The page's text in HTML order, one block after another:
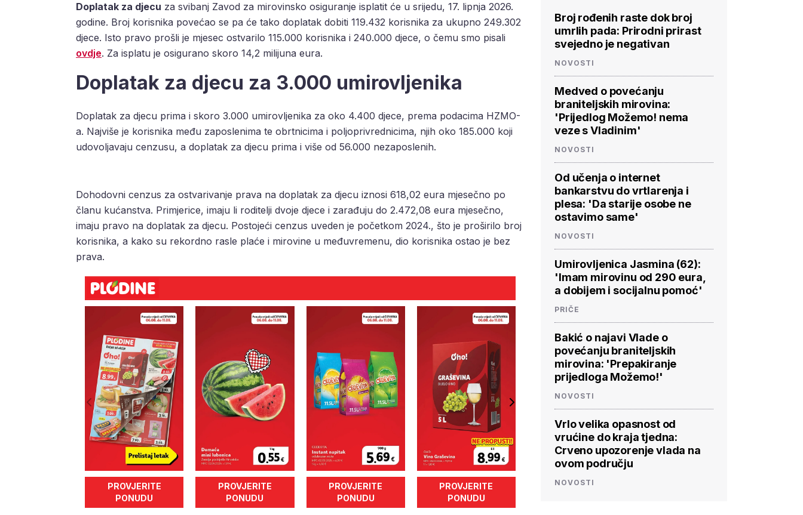
Doplatak za djecu za svibanj Zavod za mirovinsko osiguranje isplatit će u srijedu, 17. lipnja 2026.
godine. Broj korisnika povećao se pa će tako doplatak dobiti 119.432 korisnika za ukupno 249.302
djece. Isto pravo prošli je mjesec ostvarilo 115.000 korisnika i 240.000 djece, o čemu smo pisali
ovdje. Za isplatu je osigurano skoro 14,2 milijuna eura.
Doplatak za djecu za 3.000 umirovljenika
Doplatak za djecu prima i skoro 3.000 umirovljenika za oko 4.400 djece, prema podacima HZMO-
a. Najviše je korisnika među zaposlenima te obrtnicima i poljoprivrednicima, njih oko 185.000 koji
udovoljavaju cenzusu, a doplatak za djecu prima i više od 56.000 nezaposlenih.
Dohodovni cenzus za ostvarivanje prava na doplatak za djecu iznosi 618,02 eura mjesečno po
članu kućanstva. Primjerice, imaju li roditelji dvoje djece i zarađuju do 2.472,08 eura mjesečno,
imaju pravo na doplatak za djecu. Postojeći cenzus uveden je početkom 2024., što je proširilo broj
korisnika, a kako su rekordno rasle plaće i mirovine u međuvremenu, dio korisnika ostao je bez
prava.
PROVJERITE
PONUDU
PROVJERITE
PONUDU
PROVJERITE
PONUDU
PROVJERITE
PONUDU
PROVJERITE
Broj rođenih raste dok broj
umrlih pada: Prirodni prirast
svejedno je negativan
NOVOSTI
Medved o povećanju
braniteljskih mirovina:
'Prijedlog Možemo! nema
veze s Vladinim'
NOVOSTI
Od učenja o internet
bankarstvu do vrtlarenja i
plesa: 'Da starije osobe ne
ostavimo same'
NOVOSTI
Umirovljenica Jasmina (62):
'Imam mirovinu od 290 eura,
a dobijem i socijalnu pomoć'
PRIČE
Bakić o najavi Vlade o
povećanju braniteljskih
mirovina: 'Prepakiranje
prijedloga Možemo!'
NOVOSTI
Vrlo velika opasnost od
vrućine do kraja tjedna:
Crveno upozorenje vlada na
ovom području
NOVOSTI